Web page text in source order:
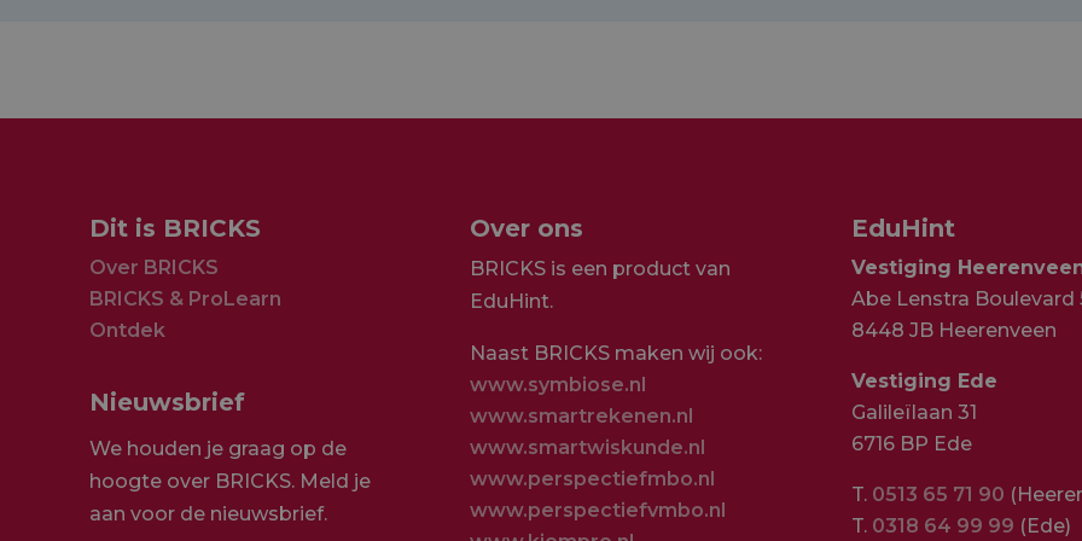
Dit is BRICKS
Over BRICKS
BRICKS & ProLearn
Ontdek
Nieuwsbrief
We houden je graag op de
hoogte over BRICKS. Meld je
aan voor de nieuwsbrief.
Over ons
BRICKS is een product van
EduHint.
Naast BRICKS maken wij ook:
www.symbiose.nl
www.smartrekenen.nl
www.smartwiskunde.nl
www.perspectiefmbo.nl
www.perspectiefvmbo.nl
EduHint
Vestiging
Abe Lenstra Boulevard
8448 JB Heerenveen
Vestiging Ede
Galileïlaan 31
6716 BP Ede
T. 0513 65 71 90
T. 0318 64 99 99 (Ede)